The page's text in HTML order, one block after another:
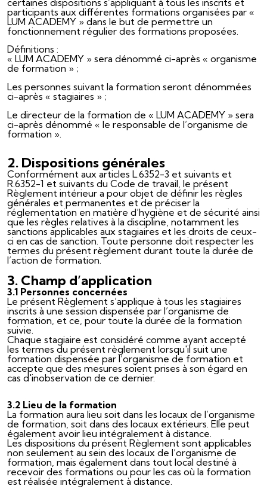
participants aux différentes formations organisées par «
LUM ACADEMY » dans le but de permettre un
fonctionnement régulier des formations proposées.
Définitions :
« LUM ACADEMY » sera dénommé ci-après « organisme
de formation » ;
Les personnes suivant la formation seront dénommées
ci-après « stagiaires » ;
Le directeur de la formation de « LUM ACADEMY » sera
ci-après dénommé « le responsable de l’organisme de
formation ».
2. Dispositions générales
Conformément aux articles L.6352-3 et suivants et
R.6352-1 et suivants du Code de travail, le présent
Règlement intérieur a pour objet de définir les règles
générales et permanentes et de préciser la
réglementation en matière d’hygiène et de sécurité ainsi
que les règles relatives à la discipline, notamment les
sanctions applicables aux stagiaires et les droits de ceux-
ci en cas de sanction. Toute personne doit respecter les
termes du présent règlement durant toute la durée de
l’action de formation.
3. Champ d’application
3.1 Personnes concernées
Le présent Règlement s’applique à tous les stagiaires
inscrits à une session dispensée par l’organisme de
formation, et ce, pour toute la durée de la formation
suivie.
Chaque stagiaire est considéré comme ayant accepté
les termes du présent règlement lorsqu'il suit une
formation dispensée par l’organisme de formation et
accepte que des mesures soient prises à son égard en
cas d'inobservation de ce dernier.
3.2 Lieu de la formation
La formation aura lieu soit dans les locaux de l’organisme
de formation, soit dans des locaux extérieurs. Elle peut
également avoir lieu intégralement à distance.
Les dispositions du présent Règlement sont applicables
non seulement au sein des locaux de l’organisme de
formation, mais également dans tout local destiné à
recevoir des formations ou pour les cas où la formation
est réalisée intégralement à distance.